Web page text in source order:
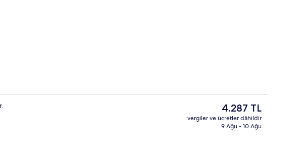
Dış mekân detayı
Şu
anki
fiyat
4.287 TL
vergiler ve ücretler dâhildir
9 Ağu - 10 Ağu